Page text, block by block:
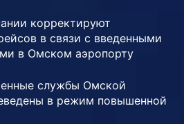
корректируют
в связи с введенными
в Омском аэропорту
службы Омской
в режим повышенной